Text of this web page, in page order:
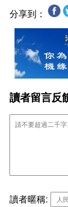
分享到：
讀者留言反
讀者暱稱: